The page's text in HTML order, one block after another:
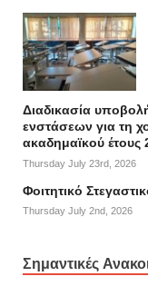
Διαδικασία
ενστάσεων για τη
ακαδημαϊκού έτους
Thursday July 23rd, 2026
Φοιτητικό
Thursday July 2nd, 2026
Σημαντικές